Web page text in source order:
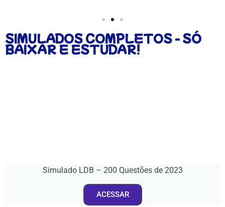
SIMULADOS COMPLETOS - SÓ
BAIXAR E ESTUDAR!
Simulado LDB – 200 Questões de 2023
ACESSAR